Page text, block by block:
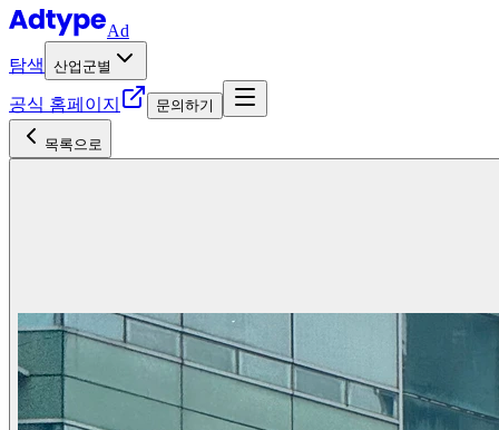
Ad
탐색
산업군별
공식 홈페이지 문의하기
목록으로